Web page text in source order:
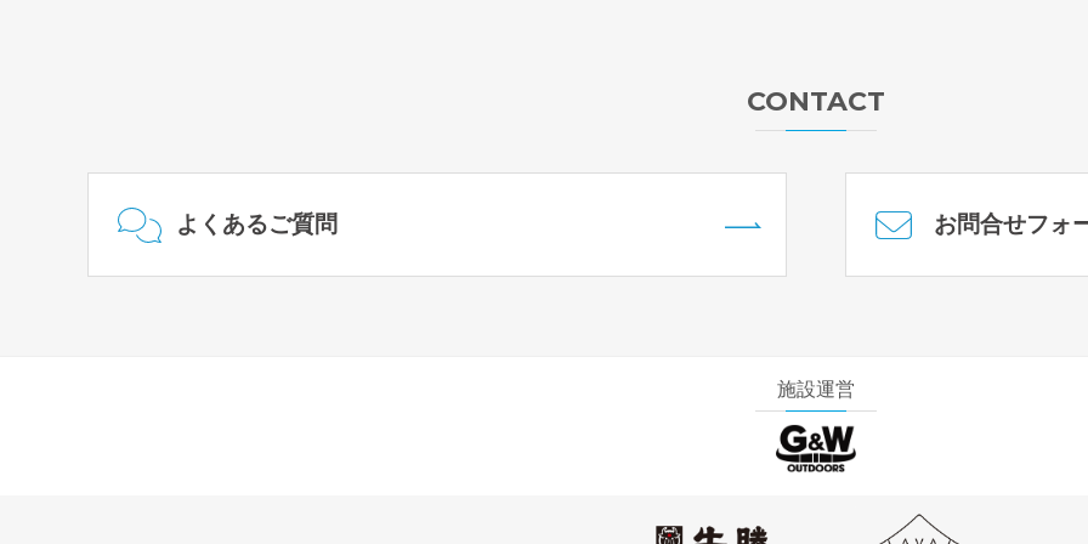
CONTACT
よくあるご質問 お問合せフォ
施設運営